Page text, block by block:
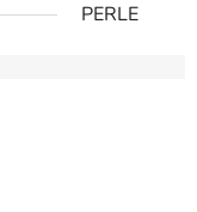
PERLE